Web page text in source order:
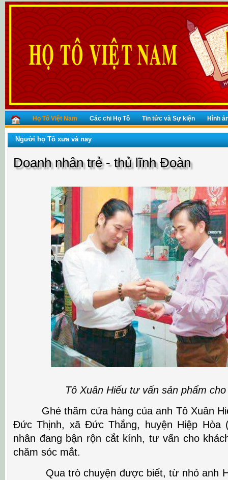
Họ Tô Việt Nam Các chi Họ Tô Tin tức và Sự kiện Hình
Người họ Tô xưa và nay
Doanh nhân trẻ - thủ lĩnh Đoàn
Tô Xuân Hiếu tư vấn sản phẩm cho
Ghé thăm cửa hàng của anh Tô Xuân
Đức Thịnh, xã Đức Thắng, huyện Hiệp Hòa
nhân đang bận rộn cắt kính, tư vấn cho
chăm sóc mắt.
Qua trò chuyện được biết, từ nhỏ anh